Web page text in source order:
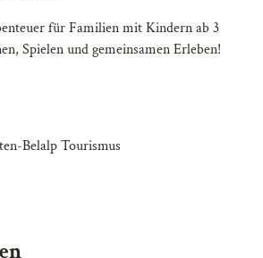
für Familien mit Kindern ab 3
Spielen und gemeinsamen Erleben!
Belalp Tourismus